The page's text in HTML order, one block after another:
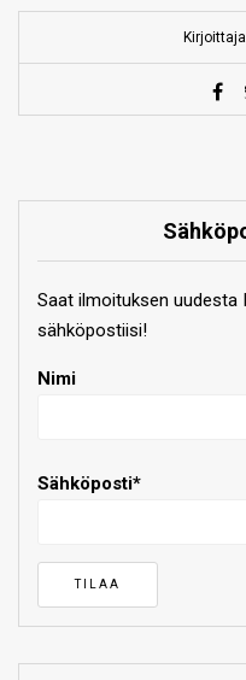
Saat ilmoituksen
sähköpostiisi!
Nimi
Sähköposti*